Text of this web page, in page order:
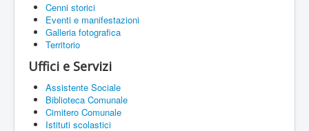
Cenni storici
Eventi e manifestazioni
Galleria fotografica
Territorio
Uffici e Servizi
Assistente Sociale
Biblioteca Comunale
Cimitero Comunale
Istituti scolastici